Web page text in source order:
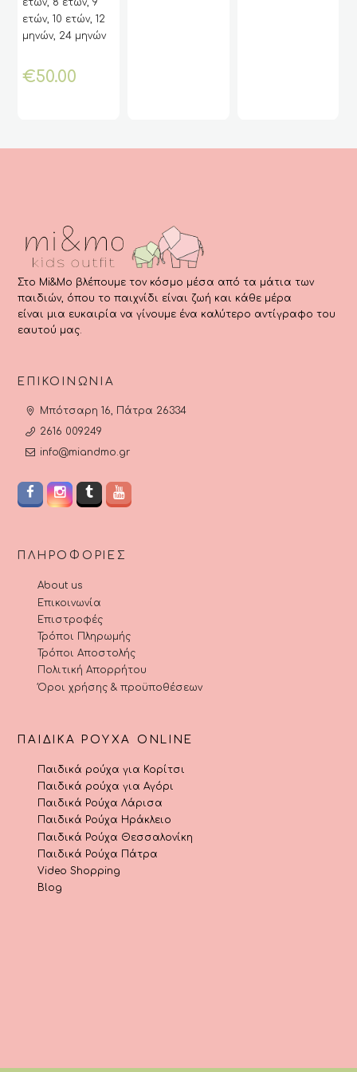
ετών, 8 ετών, 9
ετών, 10 ετών, 12
μηνών, 24 μηνών
€50.00
Στο Mi&Mo βλέπουμε τον κόσμο μέσα από τα μάτια των
παιδιών, όπου το παιχνίδι είναι ζωή και κάθε μέρα
είναι μια ευκαιρία να γίνουμε ένα καλύτερο αντίγραφο του
εαυτού μας.
ΕΠΙΚΟΙΝΩΝΊΑ
Μπότσαρη 16, Πάτρα 26334
2616 009249
info@miandmo.gr
ΠΛΗΡΟΦΟΡΊΕΣ
About us
Επικοινωνία
Επιστροφές
Τρόποι Πληρωμής
Τρόποι Αποστολής
Πολιτική Απορρήτου
Όροι χρήσης & προϋποθέσεων
ΠΑΙΔΙΚΆ ΡΟΎΧΑ ONLINE
Παιδικά ρούχα για Κορίτσι
Παιδικά ρούχα για Αγόρι
Παιδικά Ρούχα Λάρισα
Παιδικά Ρούχα Ηράκλειο
Παιδικά Ρούχα Θεσσαλονίκη
Παιδικά Ρούχα Πάτρα
Video Shopping
Blog